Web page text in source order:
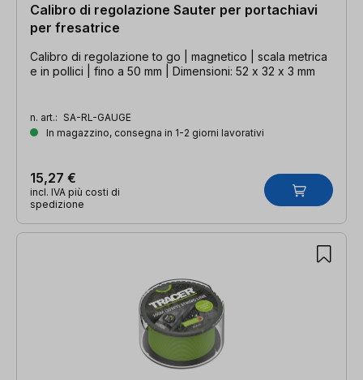
Calibro di regolazione Sauter per portachiavi
per fresatrice
Calibro di regolazione to go | magnetico | scala metrica
e in pollici | fino a 50 mm | Dimensioni: 52 x 32 x 3 mm
n. art.: SA-RL-GAUGE
In magazzino, consegna in 1-2 giorni lavorativi
15,27 €
incl. IVA più costi di
spedizione